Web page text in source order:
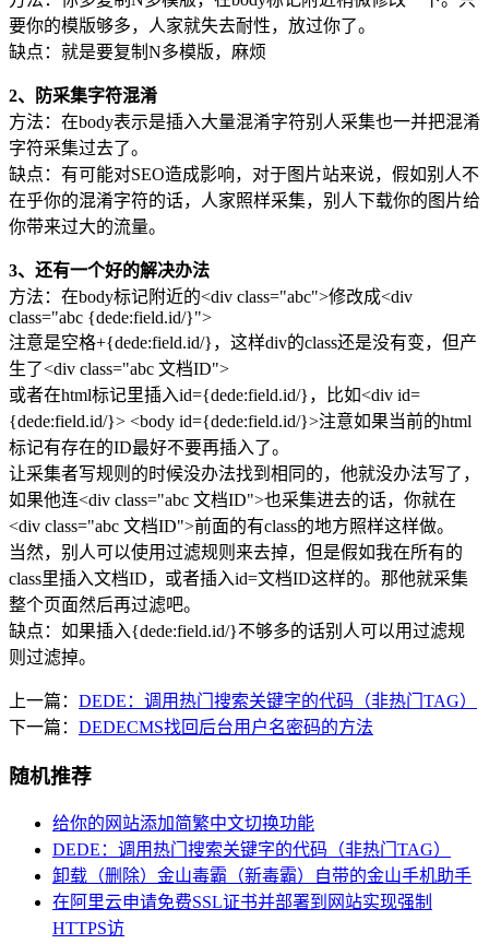
要你的模版够多，人家就失去耐性，放过你了。
缺点：就是要复制N多模版，麻烦
2、防采集字符混淆
方法：在body表示是插入大量混淆字符别人采集也一并把混淆
字符采集过去了。
缺点：有可能对SEO造成影响，对于图片站来说，假如别人不
在乎你的混淆字符的话，人家照样采集，别人下载你的图片给
你带来过大的流量。
3、还有一个好的解决办法
方法：在body标记附近的<div class="abc">修改成<div
class="abc {dede:field.id/}">
注意是空格+{dede:field.id/}，这样div的class还是没有变，但产
生了<div class="abc 文档ID">
或者在html标记里插入id={dede:field.id/}，比如<div id=
{dede:field.id/}> <body id={dede:field.id/}>注意如果当前的html
标记有存在的ID最好不要再插入了。
让采集者写规则的时候没办法找到相同的，他就没办法写了，
如果他连<div class="abc 文档ID">也采集进去的话，你就在
<div class="abc 文档ID">前面的有class的地方照样这样做。
当然，别人可以使用过滤规则来去掉，但是假如我在所有的
class里插入文档ID，或者插入id=文档ID这样的。那他就采集
整个页面然后再过滤吧。
缺点：如果插入{dede:field.id/}不够多的话别人可以用过滤规
则过滤掉。
上一篇： DEDE：调用热门搜索关键字的代码（非热门TAG）
下一篇： DEDECMS找回后台用户名密码的方法
随机推荐
给你的网站添加简繁中文切换功能
DEDE：调用热门搜索关键字的代码（非热门TAG）
卸载（删除）金山毒霸（新毒霸）自带的金山手机助手
在阿里云申请免费SSL证书并部署到网站实现强制
HTTPS访